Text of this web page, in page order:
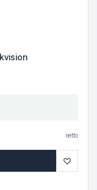
netto
♡